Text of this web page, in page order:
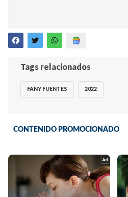
Tags relacionados
FANY FUENTES 2022